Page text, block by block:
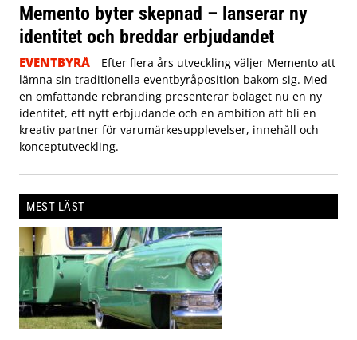
Memento byter skepnad – lanserar ny
identitet och breddar erbjudandet
EVENTBYRÅ
Efter flera års utveckling väljer Memento att
lämna sin traditionella eventbyråposition bakom sig. Med
en omfattande rebranding presenterar bolaget nu en ny
identitet, ett nytt erbjudande och en ambition att bli en
kreativ partner för varumärkesupplevelser, innehåll och
konceptutveckling.
MEST LÄST